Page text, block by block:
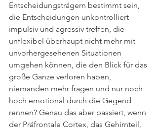
Entscheidungsträgern bestimmt sein,
die Entscheidungen unkontrolliert
impulsiv und agressiv treffen, die
unflexibel überhaupt nicht mehr mit
unvorhergesehenen Situationen
umgehen können, die den Blick für das
große Ganze verloren haben,
niemanden mehr fragen und nur noch
hoch emotional durch die Gegend
rennen? Genau das aber passiert, wenn
der Präfrontale Cortex, das Gehirnteil,